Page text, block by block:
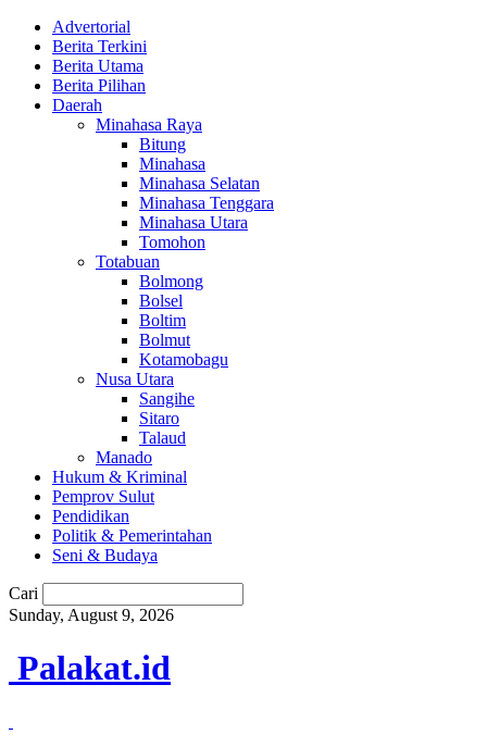
Advertorial
Berita Terkini
Berita Utama
Berita Pilihan
Daerah
Minahasa Raya
Bitung
Minahasa
Minahasa Selatan
Minahasa Tenggara
Minahasa Utara
Tomohon
Totabuan
Bolmong
Bolsel
Boltim
Bolmut
Kotamobagu
Nusa Utara
Sangihe
Sitaro
Talaud
Manado
Hukum & Kriminal
Pemprov Sulut
Pendidikan
Politik & Pemerintahan
Seni & Budaya
Cari
Sunday, August 9, 2026
Palakat.id